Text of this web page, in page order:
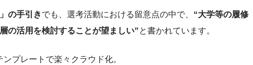
の手引き でも、選考活動における留意点の中で、 “大学等の履修
の活用を検討することが望ましい” と書かれています。
プレートで楽々クラウド化。